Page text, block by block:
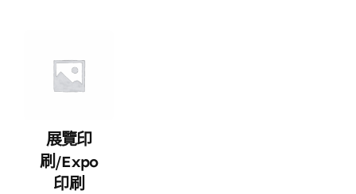
展覽印
刷/expo
印刷